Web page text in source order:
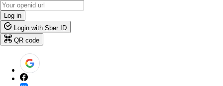
Log in
Login with Sber ID
QR code